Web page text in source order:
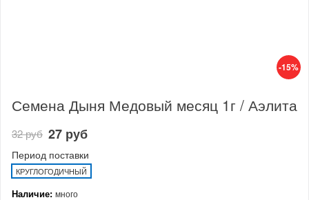
-15%
Семена Дыня Медовый месяц 1г / Аэлита
32 руб 27 руб
Период поставки
КРУГЛОГОДИЧНЫЙ
Наличие: много